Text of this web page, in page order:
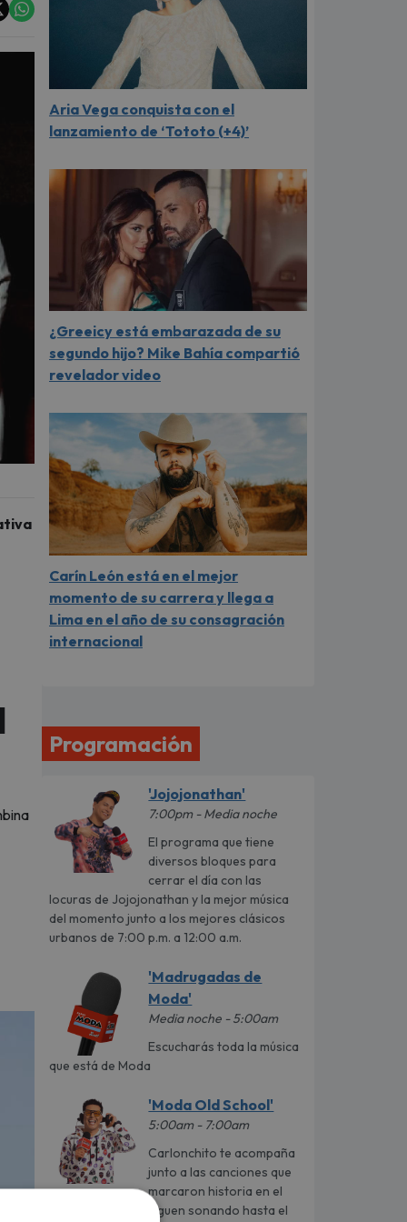
Aria Vega conquista con el
lanzamiento de ‘Tototo (+4)’
¿Greeicy está embarazada de su
segundo hijo? Mike Bahía compartió
revelador video
Carín León está en el mejor
momento de su carrera y llega a
Lima en el año de su consagración
internacional
Programación
'Jojojonathan'
7:00pm - Media noche
El programa que tiene
diversos bloques para
cerrar el día con las
locuras de Jojojonathan y la mejor música
del momento junto a los mejores clásicos
urbanos de 7:00 p.m. a 12:00 a.m.
'Madrugadas de
Moda'
Media noche - 5:00am
Escucharás toda la música
que está de Moda
'Moda Old School'
5:00am - 7:00am
Carlonchito te acompaña
junto a las canciones que
marcaron historia en el
género urbano y siguen sonando hasta el